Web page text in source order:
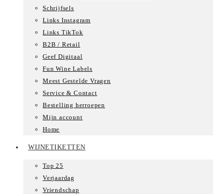
Schrijfsels
Links Instagram
Links TikTok
B2B / Retail
Geef Digitaal
Fun Wine Labels
Meest Gestelde Vragen
Service & Contact
Bestelling herroepen
Mijn account
Home
WIJNETIKETTEN
Top 25
Verjaardag
Vriendschap